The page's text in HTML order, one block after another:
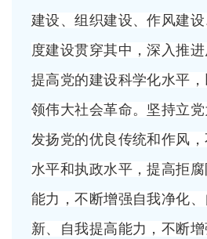
建设、组织建设、作风建
度建设贯穿其中，深入推
提高党的建设科学化水平，
领伟大社会革命。坚持立党
发扬党的优良传统和作风
水平和执政水平，提高拒
能力，不断增强自我净化
新、自我提高能力，不断